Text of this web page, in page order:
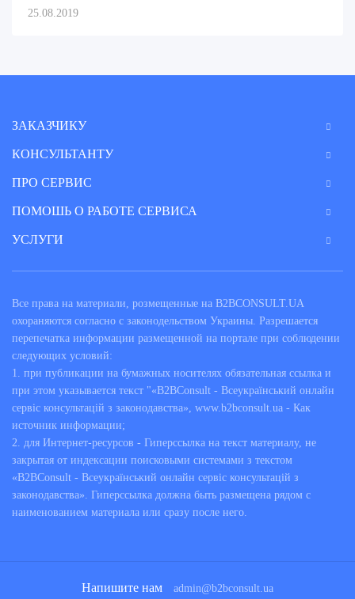
25.08.2019
ЗАКАЗЧИКУ
КОНСУЛЬТАНТУ
ПРО СЕРВИС
ПОМОШЬ О РАБОТЕ СЕРВИСА
УСЛУГИ
Все права на материали, розмещенные на B2BCONSULT.UA
охораняются согласно с законодельством Украины. Разрешается
перепечатка информации размещенной на портале при соблюдении
следующих условий:
1. при публикации на бумажных носителях обязательная ссылка и
при этом указывается текст "«B2BConsult - Всеукраїнський онлайн
сервіс консультацій з законодавства», www.b2bconsult.ua - Как
источник информации;
2. для Интернет-ресурсов - Гиперссылка на текст материалу, не
закрытая от индексации поисковыми системами з текстом
«B2BConsult - Всеукраїнський онлайн сервіс консультацій з
законодавства». Гиперссылка должна быть размещена рядом с
наименованием материала или сразу после него.
Напишите нам admin@b2bconsult.ua